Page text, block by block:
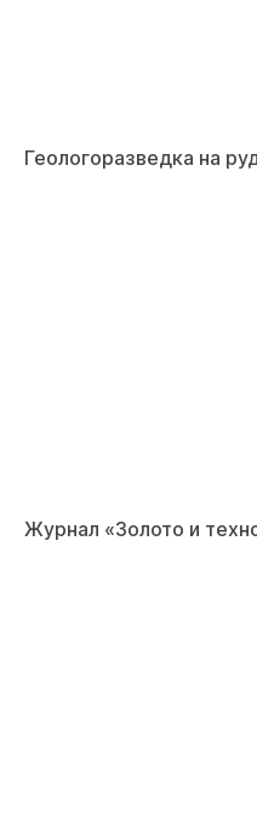
Геологоразведка на
Журнал «Золото и